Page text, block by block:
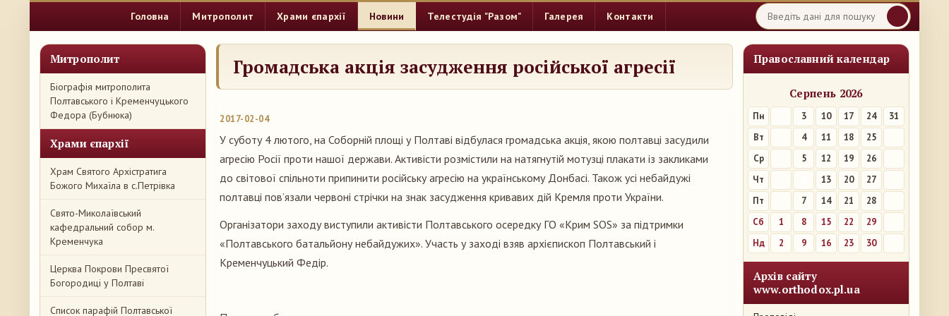
Головна Митрополит Храми єпархії Новини Телестудія "Разом" Галерея Контакти
Митрополит
Біографія митрополита
Полтавського і Кременчуцького
Федора (Бубнюка)
Храми єпархії
Храм Святого Архістратига
Божого Михаїла в с.Петрівка
Свято-Миколаївський
кафедральний собор м.
Кременчука
Церква Покрови Пресвятої
Богородиці у Полтаві
Список парафій Полтавської
Православний календар
Серпень 2026
Пн 3 10 17 24
31
Вт
4 11 18
25
Ср
5 12 19
26
Чт
13 20
27
Пт
7 14 21
28
Сб
1 8 15 22
29
Нд
2 9 16 23 30
Архів сайту
www.orthodox.pl.ua
Громадська акція засудження російської агресії
2017-02-04
У суботу 4 лютого, на Соборній площі у Полтаві відбулася громадська акція, якою полтавці засудили
агресію Росії проти нашої держави. Активісти розмістили на натягнутій мотузці плакати із закликами
до світової спільноти припинити російську агресію на українському Донбасі. Також усі небайдужі
полтавці пов’язали червоні стрічки на знак засудження кривавих дій Кремля проти України.
Організатори заходу виступили активісти Полтавського осередку ГО «Крим SOS» за підтримки
«Полтавського батальйону небайдужих». Участь у заході взяв архієпископ Полтавський і
Кременчуцький Федір.